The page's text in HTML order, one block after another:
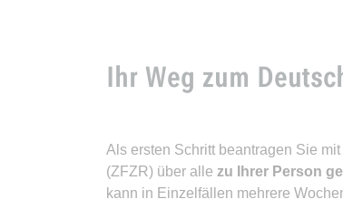
Ihr Weg zum
Als ersten Schritt beantragen Sie mit
(ZFZR) über alle zu Ihrer Person
kann in Einzelfällen mehrere